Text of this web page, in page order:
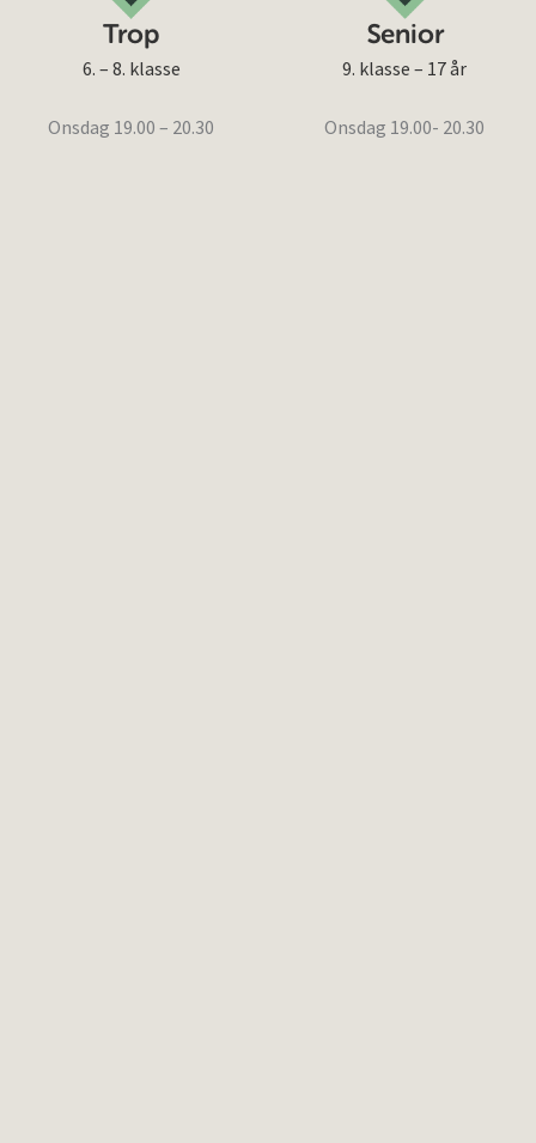
Trop
6. – 8. klasse
Onsdag 19.00 – 20.30
Senior
9. klasse – 17 år
Onsdag 19.00- 20.30